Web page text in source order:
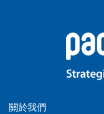
關於我們